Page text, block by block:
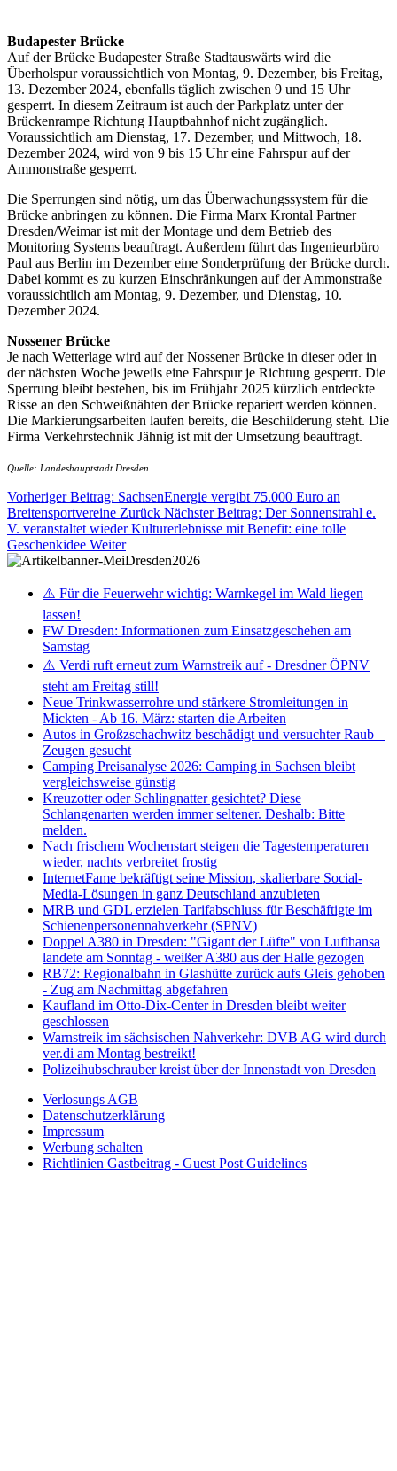
Budapester Brücke
Auf der Brücke Budapester Straße Stadtauswärts wird die
Überholspur voraussichtlich von Montag, 9. Dezember, bis Freitag,
13. Dezember 2024, ebenfalls täglich zwischen 9 und 15 Uhr
gesperrt. In diesem Zeitraum ist auch der Parkplatz unter der
Brückenrampe Richtung Hauptbahnhof nicht zugänglich.
Voraussichtlich am Dienstag, 17. Dezember, und Mittwoch, 18.
Dezember 2024, wird von 9 bis 15 Uhr eine Fahrspur auf der
Ammonstraße gesperrt.
Die Sperrungen sind nötig, um das Überwachungssystem für die
Brücke anbringen zu können. Die Firma Marx Krontal Partner
Dresden/Weimar ist mit der Montage und dem Betrieb des
Monitoring Systems beauftragt. Außerdem führt das Ingenieurbüro
Paul aus Berlin im Dezember eine Sonderprüfung der Brücke durch.
Dabei kommt es zu kurzen Einschränkungen auf der Ammonstraße
voraussichtlich am Montag, 9. Dezember, und Dienstag, 10.
Dezember 2024.
Nossener Brücke
Je nach Wetterlage wird auf der Nossener Brücke in dieser oder in
der nächsten Woche jeweils eine Fahrspur je Richtung gesperrt. Die
Sperrung bleibt bestehen, bis im Frühjahr 2025 kürzlich entdeckte
Risse an den Schweißnähten der Brücke repariert werden können.
Die Markierungsarbeiten laufen bereits, die Beschilderung steht. Die
Firma Verkehrstechnik Jähnig ist mit der Umsetzung beauftragt.
Quelle: Landeshauptstadt Dresden
Vorheriger Beitrag: SachsenEnergie vergibt 75.000 Euro an
Breitensportvereine Zurück Nächster Beitrag: Der Sonnenstrahl e.
V. veranstaltet wieder Kulturerlebnisse mit Benefit: eine tolle
Geschenkidee Weiter
⚠️ Für die Feuerwehr wichtig: Warnkegel im Wald liegen
lassen!
FW Dresden: Informationen zum Einsatzgeschehen am
Samstag
⚠️ Verdi ruft erneut zum Warnstreik auf - Dresdner ÖPNV
steht am Freitag still!
Neue Trinkwasserrohre und stärkere Stromleitungen in
Mickten - Ab 16. März: starten die Arbeiten
Autos in Großzschachwitz beschädigt und versuchter Raub –
Zeugen gesucht
Camping Preisanalyse 2026: Camping in Sachsen bleibt
vergleichsweise günstig
Kreuzotter oder Schlingnatter gesichtet? Diese
Schlangenarten werden immer seltener. Deshalb: Bitte
melden.
Nach frischem Wochenstart steigen die Tagestemperaturen
wieder, nachts verbreitet frostig
InternetFame bekräftigt seine Mission, skalierbare Social-
Media-Lösungen in ganz Deutschland anzubieten
MRB und GDL erzielen Tarifabschluss für Beschäftigte im
Schienenpersonennahverkehr (SPNV)
Doppel A380 in Dresden: "Gigant der Lüfte" von Lufthansa
landete am Sonntag - weißer A380 aus der Halle gezogen
RB72: Regionalbahn in Glashütte zurück aufs Gleis gehoben
- Zug am Nachmittag abgefahren
Kaufland im Otto-Dix-Center in Dresden bleibt weiter
geschlossen
Warnstreik im sächsischen Nahverkehr: DVB AG wird durch
ver.di am Montag bestreikt!
Polizeihubschrauber kreist über der Innenstadt von Dresden
Verlosungs AGB
Datenschutzerklärung
Impressum
Werbung schalten
Richtlinien Gastbeitrag - Guest Post Guidelines